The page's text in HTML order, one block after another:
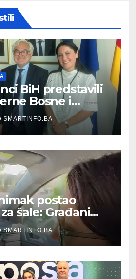
BiH predstavili
Bosne i
ambasadoru
SMARTINFO.BA
postao
šale: Građani
poslali poruku
SMARTINFO.BA